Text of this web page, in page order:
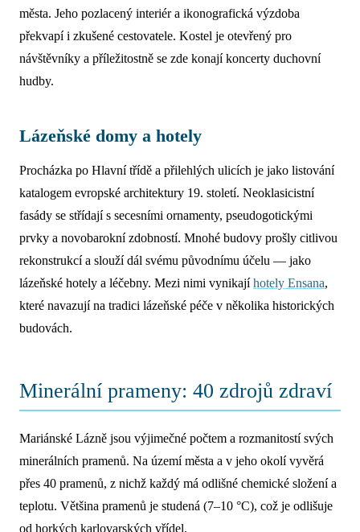
města. Jeho pozlacený interiér a ikonografická výzdoba
překvapí i zkušené cestovatele. Kostel je otevřený pro
návštěvníky a příležitostně se zde konají koncerty duchovní
hudby.
Lázeňské domy a hotely
Procházka po Hlavní třídě a přilehlých ulicích je jako listování
katalogem evropské architektury 19. století. Neoklasicistní
fasády se střídají s secesními ornamenty, pseudogotickými
prvky a novobarokní zdobností. Mnohé budovy prošly citlivou
rekonstrukcí a slouží dál svému původnímu účelu — jako
lázeňské hotely a léčebny. Mezi nimi vynikajíhotely Ensana,
které navazují na tradici lázeňské péče v několika historických
budovách.
Minerální prameny: 40 zdrojů zdraví
Mariánské Lázně jsou výjimečné počtem a rozmanitostí svých
minerálních pramenů. Na území města a v jeho okolí vyvěrá
přes 40 pramenů, z nichž každý má odlišné chemické složení a
teplotu. Většina pramenů je studená (7–10 °C), což je odlišuje
od horkých karlovarských vřídel.